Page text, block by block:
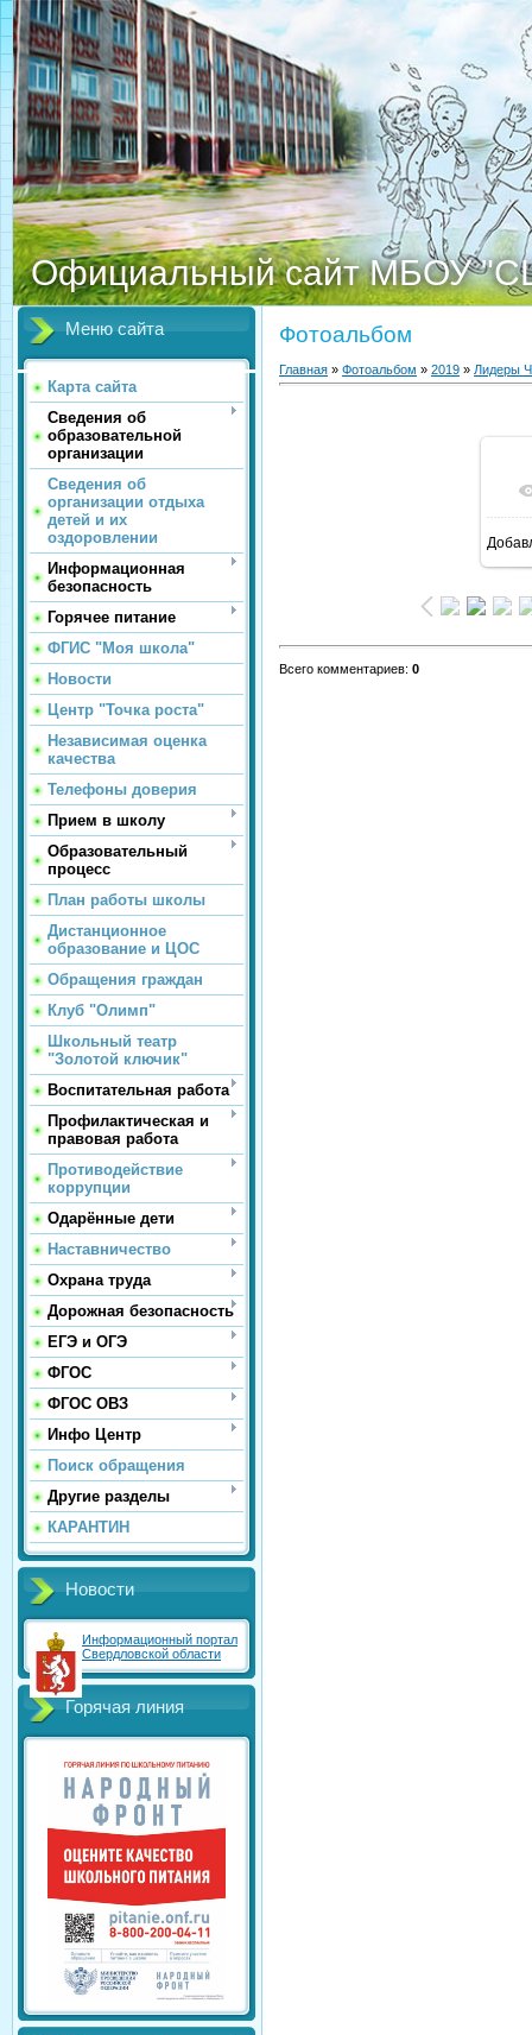
Официальный сайт МБОУ
Меню сайта
Карта сайта
Сведения об
образовательной
организации
Сведения об
организации отдыха
детей и их
оздоровлении
Информационная
безопасность
Горячее питание
ФГИС "Моя школа"
Новости
Центр "Точка роста"
Независимая оценка
качества
Телефоны доверия
Прием в школу
Образовательный
процесс
План работы школы
Дистанционное
образование и ЦОС
Обращения граждан
Клуб "Олимп"
Школьный театр
"Золотой ключик"
Воспитательная работа
Профилактическая и
правовая работа
Противодействие
коррупции
Одарённые дети
Наставничество
Охрана труда
Дорожная безопасность
ЕГЭ и ОГЭ
ФГОС
ФГОС ОВЗ
Инфо Центр
Поиск обращения
Другие разделы
КАРАНТИН
Новости
Информационный портал
Свердловской области
Горячая линия
Фотоальбом
Главная » Фотоальбом » 2019 » Лидеры
Всего комментариев: 0